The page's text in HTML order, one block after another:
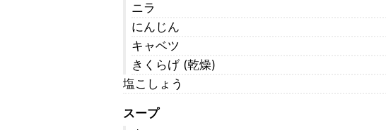
ニラ
にんじん
キャベツ
きくらげ (乾燥)
塩こしょう
スープ